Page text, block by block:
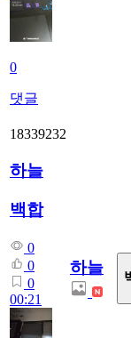
0
댓글
18339232
하늘
백합
0
0
0
00:21
하늘